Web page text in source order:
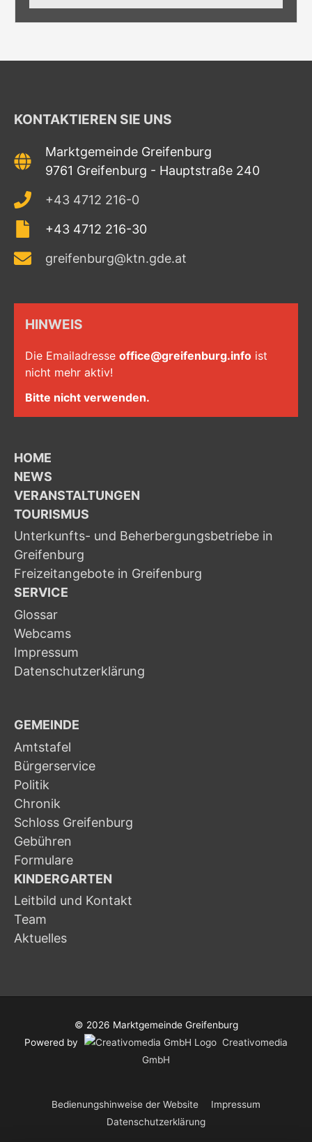
KONTAKTIEREN SIE UNS
Marktgemeinde Greifenburg
9761 Greifenburg - Hauptstraße 240
+43 4712 216-0
+43 4712 216-30
greifenburg@ktn.gde.at
HINWEIS
Die Emailadresse office@greifenburg.info ist
nicht mehr aktiv!
Bitte nicht verwenden.
HOME
NEWS
VERANSTALTUNGEN
TOURISMUS
Unterkunfts- und Beherbergungsbetriebe in
Greifenburg
Freizeitangebote in Greifenburg
SERVICE
Glossar
Webcams
Impressum
Datenschutzerklärung
GEMEINDE
Amtstafel
Bürgerservice
Politik
Chronik
Schloss Greifenburg
Gebühren
Formulare
KINDERGARTEN
Leitbild und Kontakt
Team
Aktuelles
© 2026 Marktgemeinde Greifenburg
Powered by
Creativomedia
GmbH
Bedienungshinweise der Website
Impressum
Datenschutzerklärung